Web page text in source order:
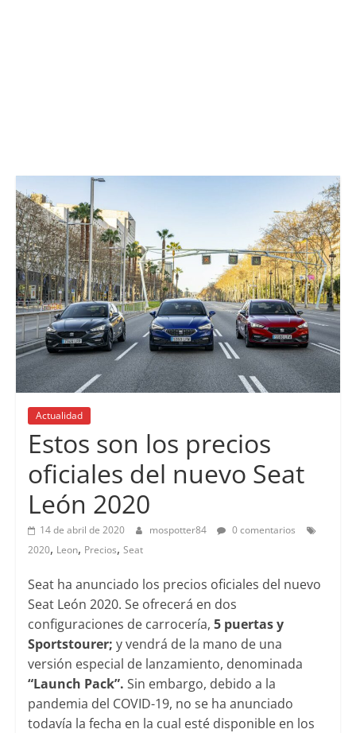
Actualidad
Estos son los precios
oficiales del nuevo Seat
León 2020
14 de abril de 2020 mospotter84
0 comentarios
2020, Leon, Precios, Seat
Seat ha anunciado los precios oficiales del nuevo
Seat León 2020. Se ofrecerá en dos
configuraciones de carrocería, 5 puertas y
Sportstourer; y vendrá de la mano de una
versión especial de lanzamiento, denominada
“Launch Pack”. Sin embargo, debido a la
pandemia del COVID-19, no se ha anunciado
todavía la fecha en la cual esté disponible en los